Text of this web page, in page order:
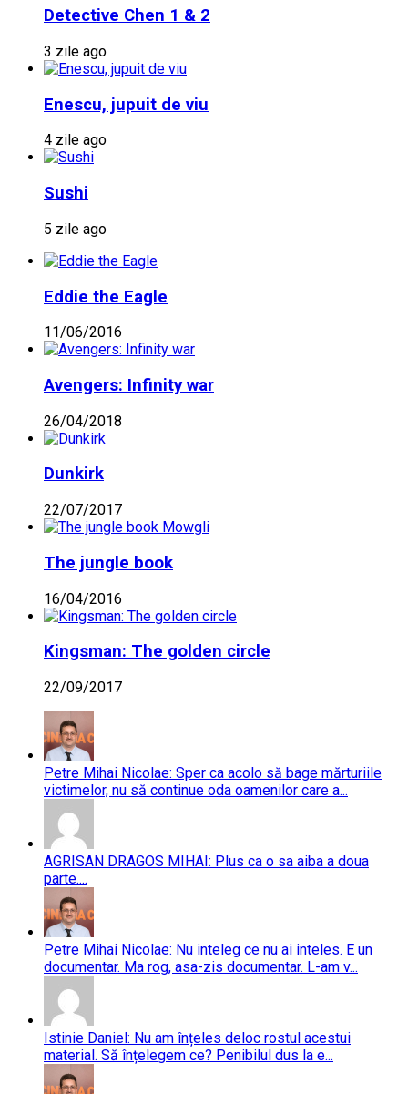
Detective Chen 1 & 2
3 zile ago
Enescu, jupuit de viu
4 zile ago
Sushi
5 zile ago
Eddie the Eagle
11/06/2016
Avengers: Infinity war
26/04/2018
Dunkirk
22/07/2017
The jungle book
16/04/2016
Kingsman: The golden circle
22/09/2017
Petre Mihai Nicolae: Sper ca acolo să bage mărturiile
victimelor, nu să continue oda oamenilor care a...
AGRISAN DRAGOS MIHAI: Plus ca o sa aiba a doua
parte....
Petre Mihai Nicolae: Nu inteleg ce nu ai inteles. E un
documentar. Ma rog, asa-zis documentar. L-am v...
Istinie Daniel: Nu am înțeles deloc rostul acestui
material. Să înțelegem ce? Penibilul dus la e...